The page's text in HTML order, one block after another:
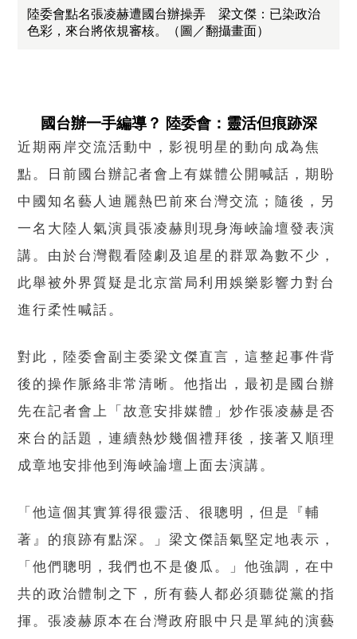
陸委會點名張凌赫遭國台辦操弄 梁文傑：已染政治
色彩，來台將依規審核。（圖／翻攝畫面）
國台辦一手編導？ 陸委會：靈活但痕跡深
近期兩岸交流活動中，影視明星的動向成為焦
點。日前國台辦記者會上有媒體公開喊話，期盼
中國知名藝人迪麗熱巴前來台灣交流；隨後，另
一名大陸人氣演員張凌赫則現身海峽論壇發表演
講。由於台灣觀看陸劇及追星的群眾為數不少，
此舉被外界質疑是北京當局利用娛樂影響力對台
進行柔性喊話。
對此，陸委會副主委梁文傑直言，這整起事件背
後的操作脈絡非常清晰。他指出，最初是國台辦
先在記者會上「故意安排媒體」炒作張凌赫是否
來台的話題，連續熱炒幾個禮拜後，接著又順理
成章地安排他到海峽論壇上面去演講。
「他這個其實算得很靈活、很聰明，但是『輔
著』的痕跡有點深。」梁文傑語氣堅定地表示，
「他們聰明，我們也不是傻瓜。」他強調，在中
共的政治體制之下，所有藝人都必須聽從黨的指
揮。張凌赫原本在台灣政府眼中只是單純的演藝